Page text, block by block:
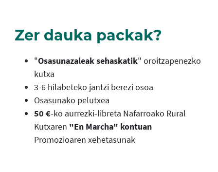
Zer dauka packak?
"Osasunazaleak sehaskatik" oroitzapenezko
kutxa
3-6 hilabeteko jantzi berezi osoa
Osasunako pelutxea
50 €-ko aurrezki-libreta Nafarroako Rural
Kutxaren "En Marcha" kontuan
Promozioaren xehetasunak